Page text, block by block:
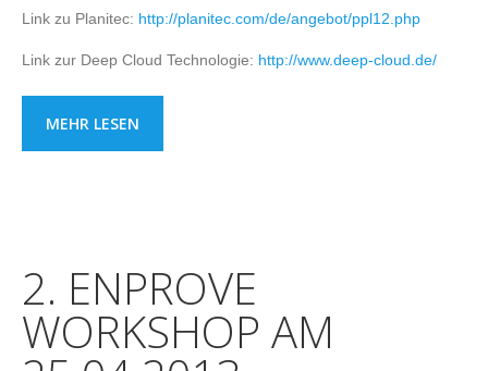
Link zu Planitec: http://planitec.com/de/angebot/ppl12.php
Link zur Deep Cloud Technologie: http://www.deep-cloud.de/
MEHR LESEN
2. ENPROVE
WORKSHOP AM